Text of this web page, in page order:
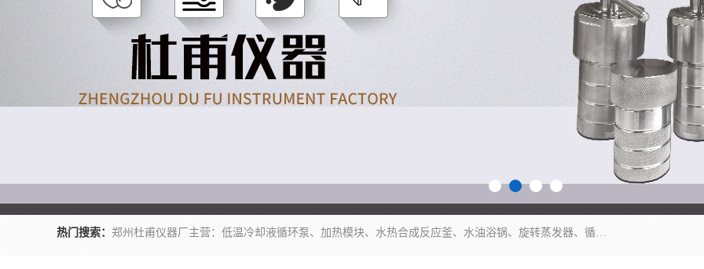
热门搜索： 郑州杜甫仪器厂主营：低温冷却液循环泵、加热模块、水热合成反应釜、水油浴锅、旋转蒸发器、循环水真空泵等产品。郑州杜甫仪器厂在众多的教学仪器行业中依靠科技力量扬长避短、迅速发展，成为国家教委*生产教学仪器的厂家，产品具有国内良好水平，主导产品通过ISO9002质量认证。